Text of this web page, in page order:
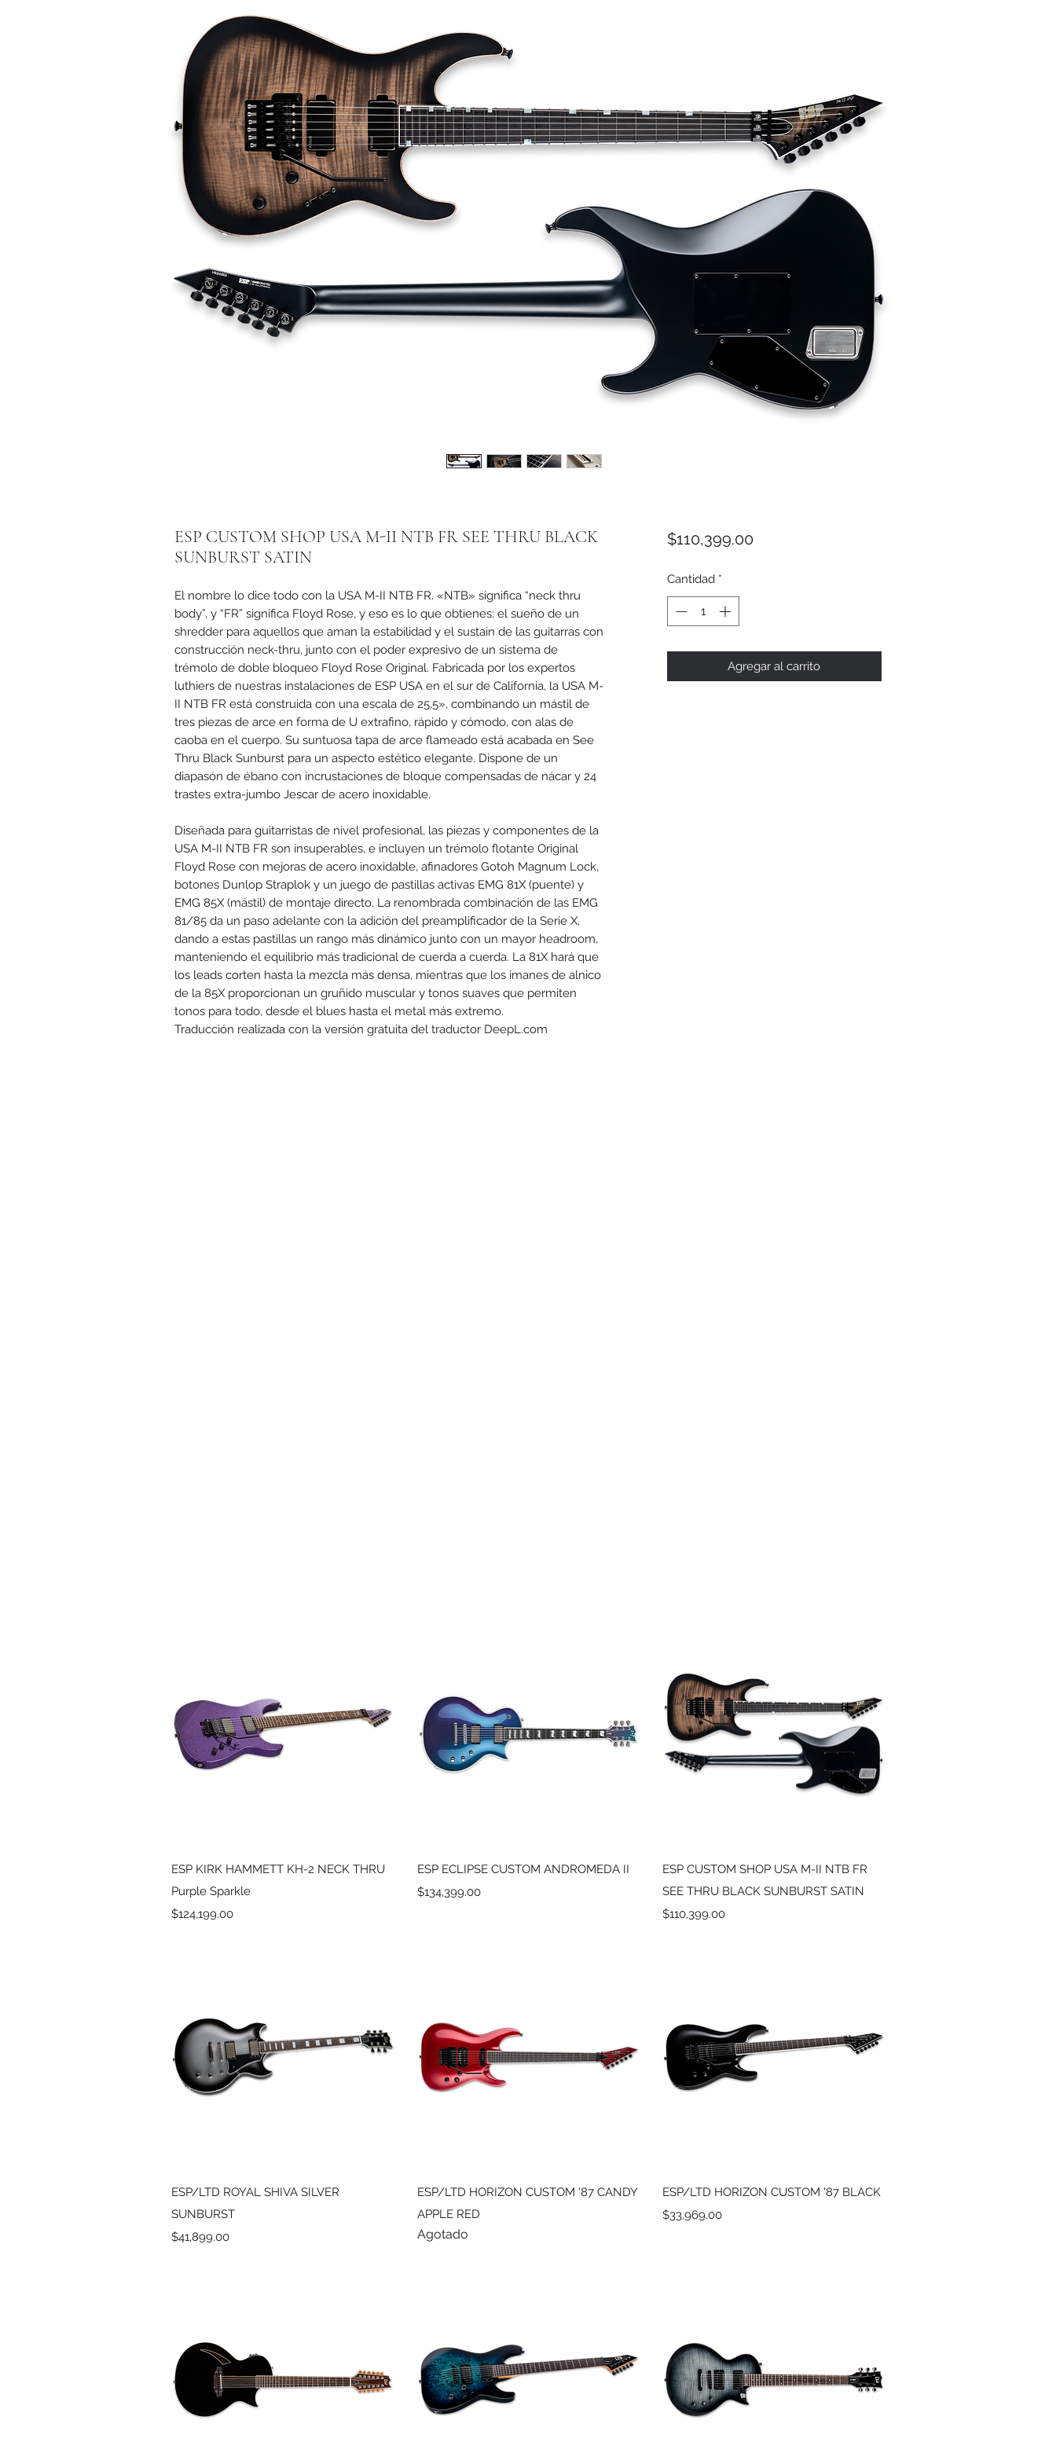
ESP CUSTOM SHOP USA M-II NTB FR SEE THRU BLACK
SUNBURST SATIN
El nombre lo dice todo con la USA M-II NTB FR. «NTB» significa “neck thru
body”, y “FR” significa Floyd Rose, y eso es lo que obtienes: el sueño de un
shredder para aquellos que aman la estabilidad y el sustain de las guitarras con
construcción neck-thru, junto con el poder expresivo de un sistema de
trémolo de doble bloqueo Floyd Rose Original. Fabricada por los expertos
luthiers de nuestras instalaciones de ESP USA en el sur de California, la USA M-
II NTB FR está construida con una escala de 25,5», combinando un mástil de
tres piezas de arce en forma de U extrafino, rápido y cómodo, con alas de
caoba en el cuerpo. Su suntuosa tapa de arce flameado está acabada en See
Thru Black Sunburst para un aspecto estético elegante. Dispone de un
diapasón de ébano con incrustaciones de bloque compensadas de nácar y 24
trastes extra-jumbo Jescar de acero inoxidable.
Diseñada para guitarristas de nivel profesional, las piezas y componentes de la
USA M-II NTB FR son insuperables, e incluyen un trémolo flotante Original
Floyd Rose con mejoras de acero inoxidable, afinadores Gotoh Magnum Lock,
botones Dunlop Straplok y un juego de pastillas activas EMG 81X (puente) y
EMG 85X (mástil) de montaje directo. La renombrada combinación de las EMG
81/85 da un paso adelante con la adición del preamplificador de la Serie X,
dando a estas pastillas un rango más dinámico junto con un mayor headroom,
manteniendo el equilibrio más tradicional de cuerda a cuerda. La 81X hará que
los leads corten hasta la mezcla más densa, mientras que los imanes de alnico
de la 85X proporcionan un gruñido muscular y tonos suaves que permiten
tonos para todo, desde el blues hasta el metal más extremo.
Traducción realizada con la versión gratuita del traductor DeepL.com
$110,399.00Precio
Cantidad *
Agregar al carrito
Vista rápida
ESP KIRK HAMMETT KH-2 NECK THRU
Purple Sparkle
Precio
$124,199.00
Vista rápida
ESP ECLIPSE CUSTOM ANDROMEDA II
Precio
$134,399.00
Vista rápida
ESP CUSTOM SHOP USA M-II NTB FR
SEE THRU BLACK SUNBURST SATIN
Precio
$110,399.00
Vista rápida
ESP/LTD ROYAL SHIVA SILVER
SUNBURST
Precio
$41,899.00
Vista rápida
ESP/LTD HORIZON CUSTOM '87 CANDY
APPLE RED
Agotado
Vista rápida
ESP/LTD HORIZON CUSTOM '87 BLACK
Precio
$33,969.00